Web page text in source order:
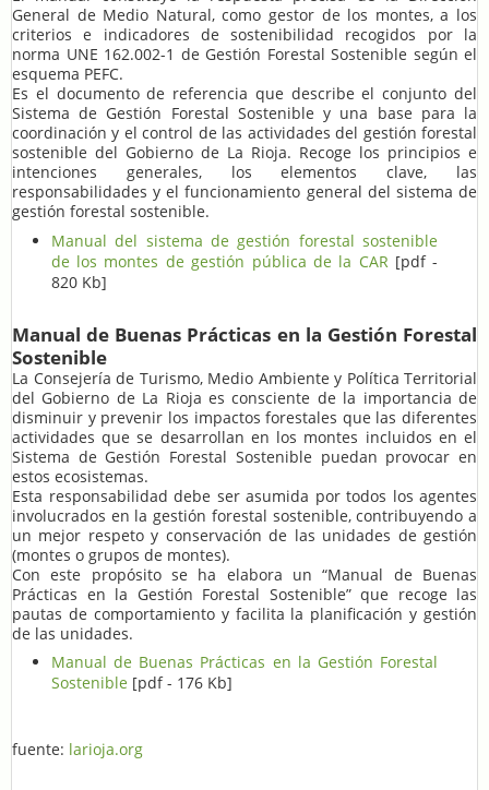
General de Medio Natural, como gestor de los montes, a los
criterios e indicadores de sostenibilidad recogidos por la
norma UNE 162.002-1 de Gestión Forestal Sostenible según el
esquema PEFC.
Es el documento de referencia que describe el conjunto del
Sistema de Gestión Forestal Sostenible y una base para la
coordinación y el control de las actividades del gestión forestal
sostenible del Gobierno de La Rioja. Recoge los principios e
intenciones generales, los elementos clave, las
responsabilidades y el funcionamiento general del sistema de
gestión forestal sostenible.
Manual del sistema de gestión forestal sostenible
de los montes de gestión pública de la CAR [pdf -
820 Kb]
Manual de Buenas Prácticas en la Gestión Forestal
Sostenible
La Consejería de Turismo, Medio Ambiente y Política Territorial
del Gobierno de La Rioja es consciente de la importancia de
disminuir y prevenir los impactos forestales que las diferentes
actividades que se desarrollan en los montes incluidos en el
Sistema de Gestión Forestal Sostenible puedan provocar en
estos ecosistemas.
Esta responsabilidad debe ser asumida por todos los agentes
involucrados en la gestión forestal sostenible, contribuyendo a
un mejor respeto y conservación de las unidades de gestión
(montes o grupos de montes).
Con este propósito se ha elabora un “Manual de Buenas
Prácticas en la Gestión Forestal Sostenible” que recoge las
pautas de comportamiento y facilita la planificación y gestión
de las unidades.
Manual de Buenas Prácticas en la Gestión Forestal
Sostenible [pdf - 176 Kb]
fuente: larioja.org